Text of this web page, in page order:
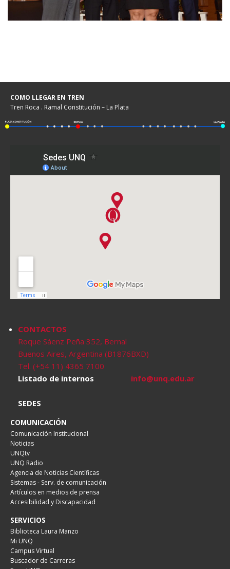
COMO LLEGAR EN TREN
Tren Roca . Ramal Constitución – La Plata
CONTACTOS
Roque Sáenz Peña 352, Bernal
Buenos Aires, Argentina (B1876BXD)
Tel. (+54 11) 4365 7100
Listado de internos
info@unq.edu.ar
SEDES
COMUNICACIÓN
Comunicación Institucional
Noticias
UNQtv
UNQ Radio
Agencia de Noticias Científicas
Sistemas - Serv. de comunicación
Artículos en medios de prensa
Accesibilidad y Discapacidad
SERVICIOS
Biblioteca Laura Manzo
Mi UNQ
Campus Virtual
Buscador de Carreras